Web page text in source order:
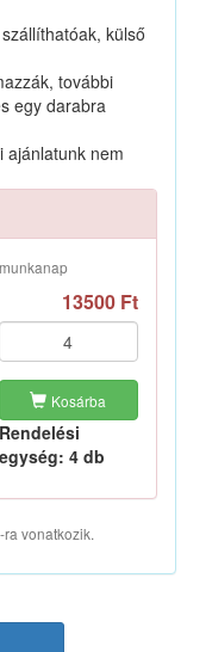
külső
további
egy darabra
ajánlatunk nem
13500 Ft
Kosárba
Rendelési
egység: 4 db
vonatkozik.